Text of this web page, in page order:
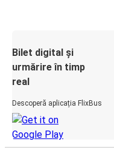
Bilet digital și
urmărire în timp
real
Descoperă aplicația FlixBus